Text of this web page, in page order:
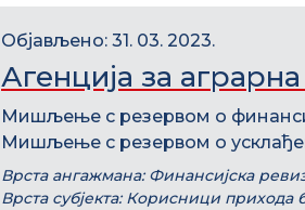
Објављено: 31. 03. 2023.
Агенција за
Мишљење с резервом о
Мишљење с резервом о
Врста ангажмана: Финансијска
Врста субјекта: Корисници прихода